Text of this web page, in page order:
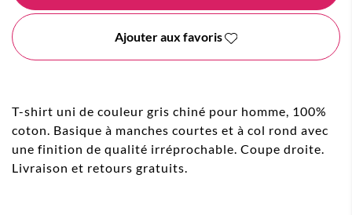
Ajouter aux favoris
T-shirt uni de couleur gris chiné pour homme, 100%
coton. Basique à manches courtes et à col rond avec
une finition de qualité irréprochable. Coupe droite.
Livraison et retours gratuits.